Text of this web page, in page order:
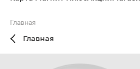
Главная
Главная